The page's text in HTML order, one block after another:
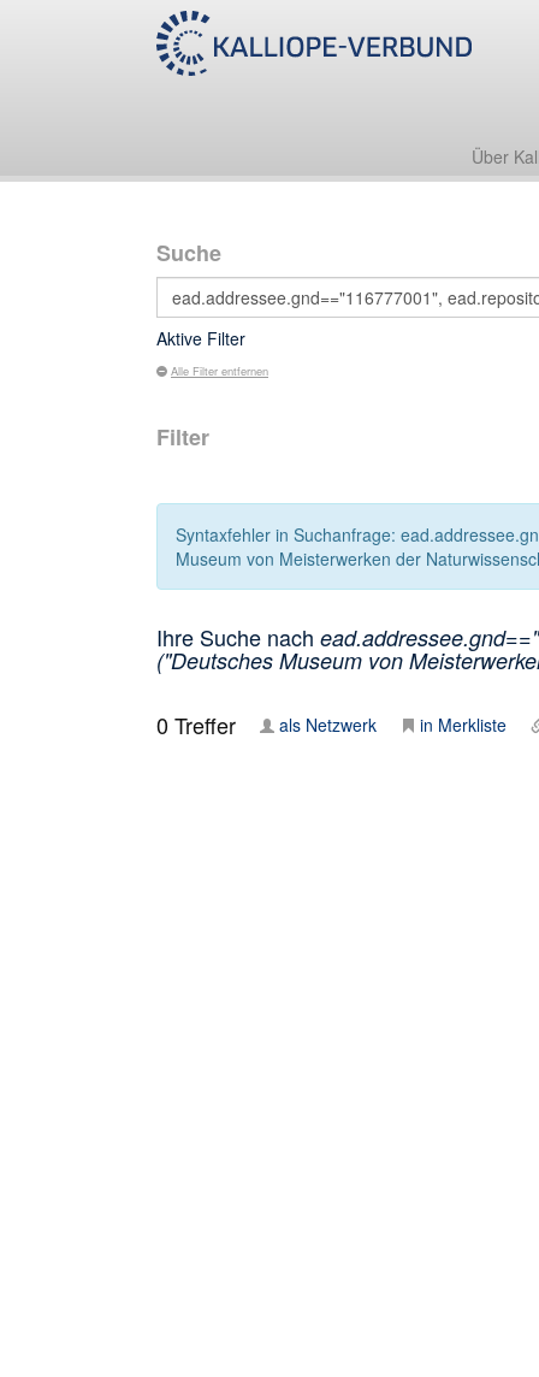
Über
Suche
Aktive Filter
Alle Filter entfernen
Filter
Syntaxfehler in Suchanfrage:
Museum von Meisterwerken der
Ihre Suche nach
("Deutsches Museum von
0Treffer als Netzwerk in Merkliste